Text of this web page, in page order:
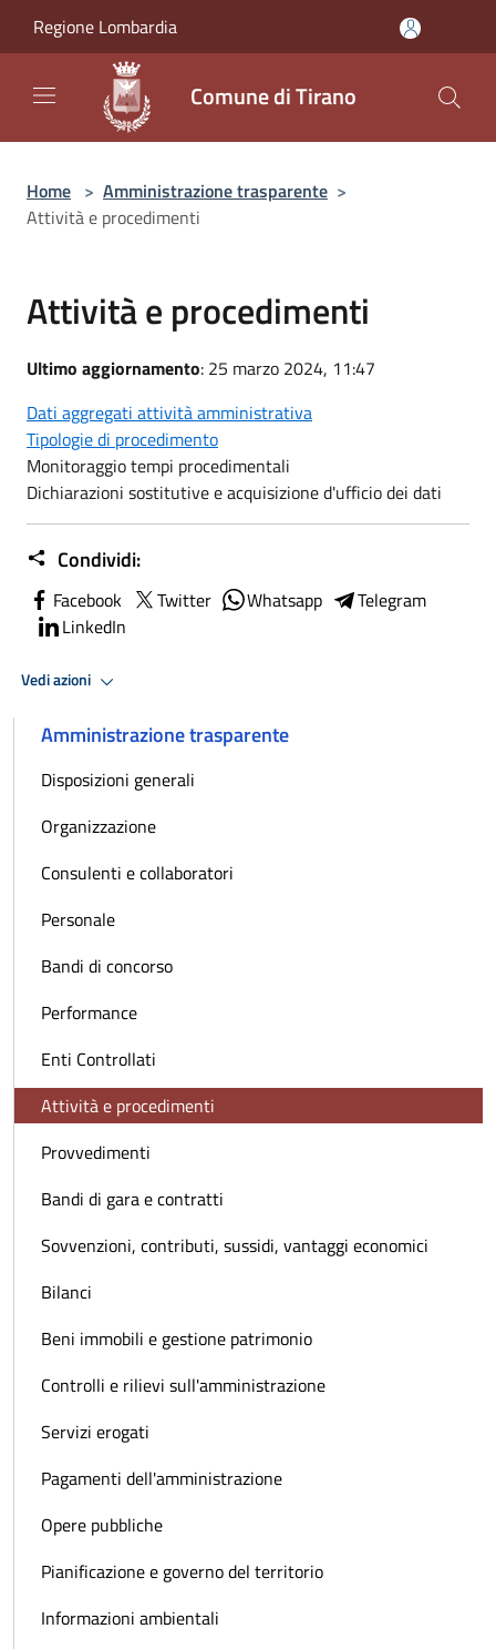
Regione Lombardia
Comune di Tirano
Home > Amministrazione trasparente >
Attività e procedimenti
Attività e procedimenti
Ultimo aggiornamento: 25 marzo 2024, 11:47
Dati aggregati attività amministrativa
Tipologie di procedimento
Monitoraggio tempi procedimentali
Dichiarazioni sostitutive e acquisizione d'ufficio dei dati
Condividi:
Facebook Twitter Whatsapp
Telegram
LinkedIn
Vedi azioni
Amministrazione trasparente
Disposizioni generali
Organizzazione
Consulenti e collaboratori
Personale
Bandi di concorso
Performance
Enti Controllati
Attività e procedimenti
Provvedimenti
Bandi di gara e contratti
Sovvenzioni, contributi, sussidi, vantaggi economici
Bilanci
Beni immobili e gestione patrimonio
Controlli e rilievi sull'amministrazione
Servizi erogati
Pagamenti dell'amministrazione
Opere pubbliche
Pianificazione e governo del territorio
Informazioni ambientali